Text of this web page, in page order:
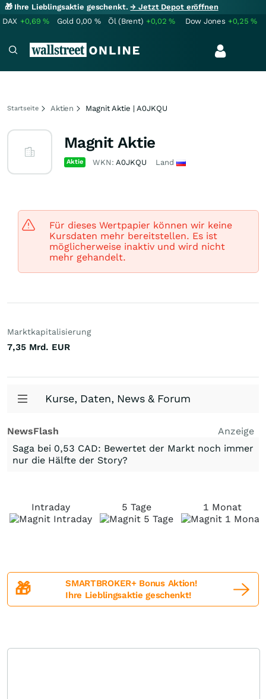
🎁 Ihre Lieblingsaktie geschenkt.→ Jetzt Depot eröffnen
DAX +0,69% Gold 0,00 % Öl (Brent) +0,02% Dow Jones +0,25%
Startseite Aktien Magnit Aktie | A0JKQU
Magnit Aktie
Aktie WKN:A0JKQU Land
Für dieses Wertpapier können wir keine
Kursdaten mehr bereitstellen. Es ist
möglicherweise inaktiv und wird nicht
mehr gehandelt.
Marktkapitalisierung
7,35 Mrd. EUR
Kurse, Daten, News & Forum
NewsFlash
Anzeige
Saga bei 0,53 CAD: Bewertet der Markt noch immer
nur die Hälfte der Story?
Intraday 5 Tage 1 Monat
🎁
SMARTBROKER+ Bonus Aktion!
Ihre Lieblingsaktie geschenkt!